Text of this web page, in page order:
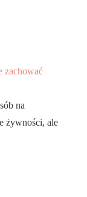
zachować
na
żywności, ale